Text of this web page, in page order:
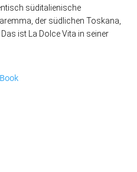
süditalienische
der südlichen Toskana,
ist La Dolce Vita in seiner